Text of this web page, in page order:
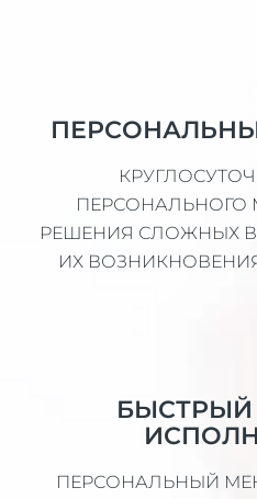
ПЕРСОНАЛЬНОГО
РЕШЕНИЯ СЛОЖНЫХ
ИХ
ПЕРСОНАЛЬНЫЙ